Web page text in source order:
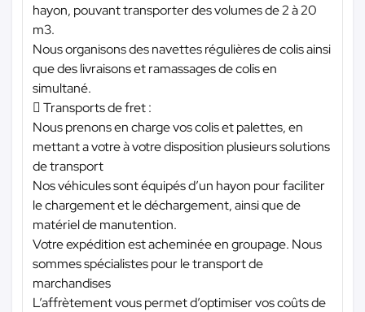
hayon, pouvant transporter des volumes de 2 à 20
m3.
Nous organisons des navettes régulières de colis ainsi
que des livraisons et ramassages de colis en
simultané.
 Transports de fret :
Nous prenons en charge vos colis et palettes, en
mettant a votre à votre disposition plusieurs solutions
de transport
Nos véhicules sont équipés d’un hayon pour faciliter
le chargement et le déchargement, ainsi que de
matériel de manutention.
Votre expédition est acheminée en groupage. Nous
sommes spécialistes pour le transport de
marchandises
L’affrètement vous permet d’optimiser vos coûts de